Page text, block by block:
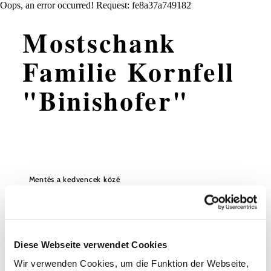
Diese Webseite verwendet Cookies
Wir verwenden Cookies, um die Funktion der Webseite,
Oops, an error occurred! Request: fe8a37a749182
Mostschank
Familie Kornfell
"Binishofer"
Mentés a kedvencek közé
A messziről látható kilátóteraszos szélmalom mellett
gazdaságukból. Terítékeikért már elnyerték a
"Terítékkoronát", pálinkáikért és likőrjeikért pedig